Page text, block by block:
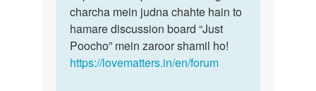
Mithun
Ray
charcha mein judna chahte hain to
hamare discussion board “Just
Poocho” mein zaroor shamil ho!
https://lovematters.in/en/forum